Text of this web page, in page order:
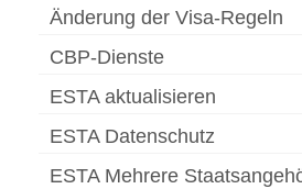
Änderung der Visa-Regeln
CBP-Dienste
ESTA aktualisieren
ESTA Datenschutz
ESTA Mehrere